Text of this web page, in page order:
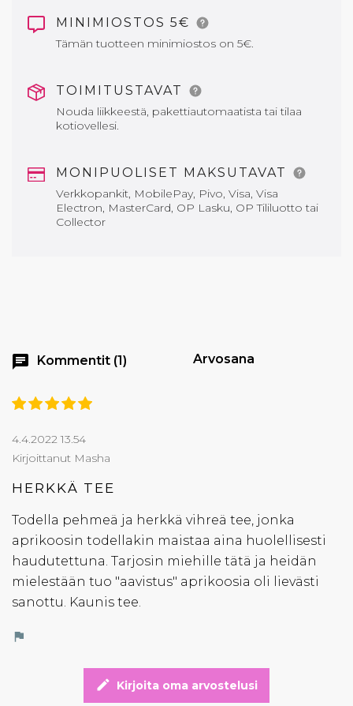
MINIMIOSTOS 5€
Tämän tuotteen minimiostos on 5€.
TOIMITUSTAVAT
Nouda liikkeestä, pakettiautomaatista tai tilaa
kotiovellesi.
MONIPUOLISET MAKSUTAVAT
Verkkopankit, MobilePay, Pivo, Visa, Visa
Electron, MasterCard, OP Lasku, OP Tililuotto tai
Collector
chat Kommentit (1) Arvosana
4.4.2022 13.54
Kirjoittanut Masha
HERKKÄ TEE
Todella pehmeä ja herkkä vihreä tee, jonka
aprikoosin todellakin maistaa aina huolellisesti
haudutettuna. Tarjosin miehille tätä ja heidän
mielestään tuo "aavistus" aprikoosia oli lievästi
sanottu. Kaunis tee.
flag
edit Kirjoita oma arvostelusi